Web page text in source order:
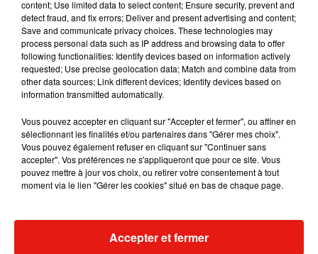
4 août 2026
Ariana Grande prendra une pause après
sa tournée mondiale
31 juillet 2026
Grand Corps Malade emmène Styleto
en road-trip dans son nouveau clip
content; Use limited data to select content; Ensure security, prevent and
detect fraud, and fix errors; Deliver and present advertising and content;
Save and communicate privacy choices. These technologies may
process personal data such as IP address and browsing data to offer
following functionalities: Identify devices based on information actively
requested; Use precise geolocation data; Match and combine data from
other data sources; Link different devices; Identify devices based on
information transmitted automatically.
Vous pouvez accepter en cliquant sur "Accepter et fermer", ou affiner en
sélectionnant les finalités et/ou partenaires dans "Gérer mes choix".
Vous pouvez également refuser en cliquant sur "Continuer sans
accepter". Vos préférences ne s'appliqueront que pour ce site. Vous
pouvez mettre à jour vos choix, ou retirer votre consentement à tout
moment via le lien "Gérer les cookies" situé en bas de chaque page.
Accepter et fermer